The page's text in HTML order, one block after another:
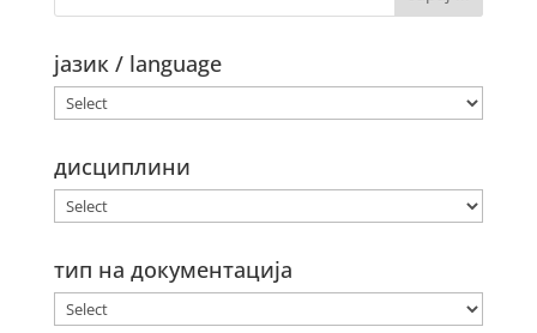
јазик / language
дисциплини
тип на документација